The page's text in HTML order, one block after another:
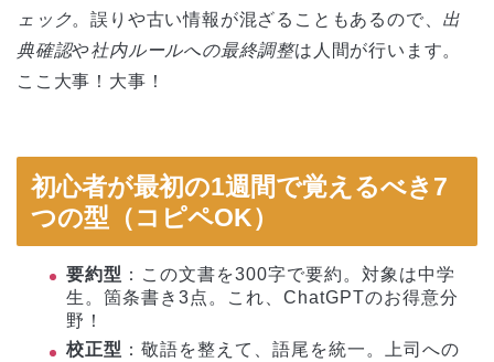
ェック。誤りや古い情報が混ざることもあるので、 出
典確認や社内ルールへの最終調整は人間が行います。
ここ大事！大事！
初心者が最初の1週間で覚えるべき7
つの型（コピペOK）
要約型 ：この文書を300字で要約。対象は中学
生。箇条書き3点。これ、ChatGPTのお得意分
野！
校正型 ：敬語を整えて、語尾を統一。上司への